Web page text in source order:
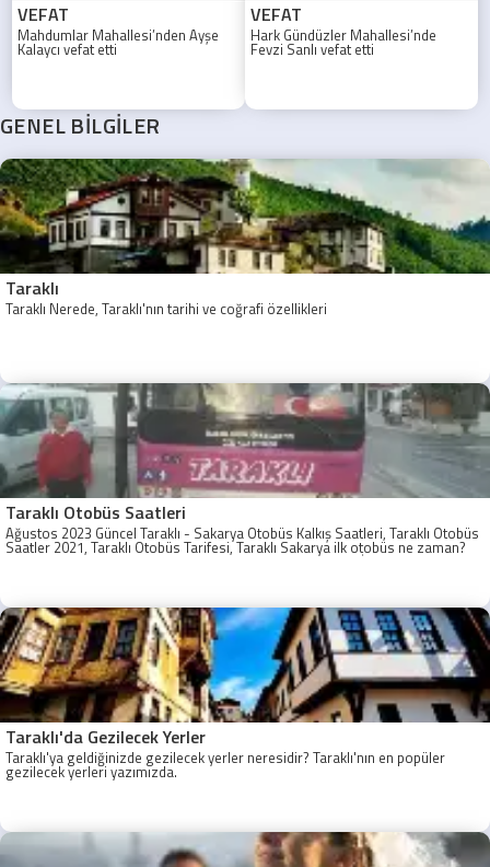
VEFAT
Mahdumlar Mahallesi’nden Ayşe
Kalaycı vefat etti
VEFAT
Hark Gündüzler Mahallesi’nde
Fevzi Sanlı vefat etti
GENEL BİLGİLER
Taraklı
Taraklı Nerede, Taraklı'nın tarihi ve coğrafi özellikleri
Taraklı Otobüs Saatleri
Ağustos 2023 Güncel Taraklı - Sakarya Otobüs Kalkış Saatleri, Taraklı Otobüs
Saatler 2021, Taraklı Otobüs Tarifesi, Taraklı Sakarya ilk otobüs ne zaman?
Taraklı - Sakarya Son Otobüs Ne zaman? Sakarya Taraklı İlk Otobüs Ne
Taraklı'da Gezilecek Yerler
Taraklı'ya geldiğinizde gezilecek yerler neresidir? Taraklı'nın en popüler
gezilecek yerleri yazımızda.